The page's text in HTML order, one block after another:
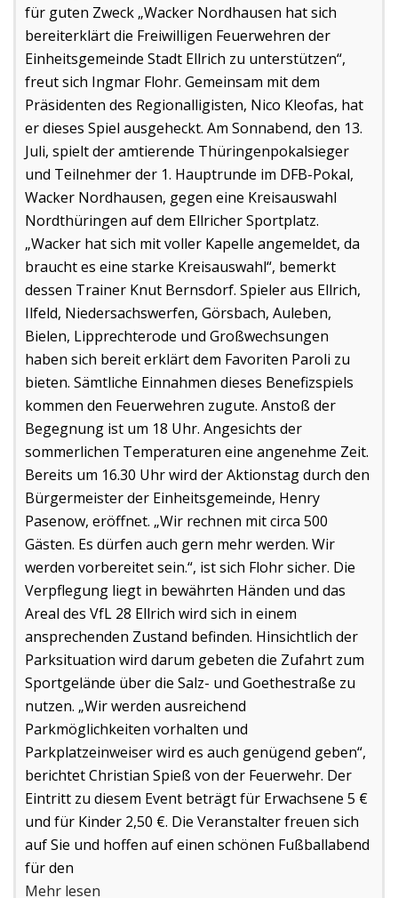
für guten Zweck „Wacker Nordhausen hat sich
bereiterklärt die Freiwilligen Feuerwehren der
Einheitsgemeinde Stadt Ellrich zu unterstützen“,
freut sich Ingmar Flohr. Gemeinsam mit dem
Präsidenten des Regionalligisten, Nico Kleofas, hat
er dieses Spiel ausgeheckt. Am Sonnabend, den 13.
Juli, spielt der amtierende Thüringenpokalsieger
und Teilnehmer der 1. Hauptrunde im DFB-Pokal,
Wacker Nordhausen, gegen eine Kreisauswahl
Nordthüringen auf dem Ellricher Sportplatz.
„Wacker hat sich mit voller Kapelle angemeldet, da
braucht es eine starke Kreisauswahl“, bemerkt
dessen Trainer Knut Bernsdorf. Spieler aus Ellrich,
Ilfeld, Niedersachswerfen, Görsbach, Auleben,
Bielen, Lipprechterode und Großwechsungen
haben sich bereit erklärt dem Favoriten Paroli zu
bieten. Sämtliche Einnahmen dieses Benefizspiels
kommen den Feuerwehren zugute. Anstoß der
Begegnung ist um 18 Uhr. Angesichts der
sommerlichen Temperaturen eine angenehme Zeit.
Bereits um 16.30 Uhr wird der Aktionstag durch den
Bürgermeister der Einheitsgemeinde, Henry
Pasenow, eröffnet. „Wir rechnen mit circa 500
Gästen. Es dürfen auch gern mehr werden. Wir
werden vorbereitet sein.“, ist sich Flohr sicher. Die
Verpflegung liegt in bewährten Händen und das
Areal des VfL 28 Ellrich wird sich in einem
ansprechenden Zustand befinden. Hinsichtlich der
Parksituation wird darum gebeten die Zufahrt zum
Sportgelände über die Salz- und Goethestraße zu
nutzen. „Wir werden ausreichend
Parkmöglichkeiten vorhalten und
Parkplatzeinweiser wird es auch genügend geben“,
berichtet Christian Spieß von der Feuerwehr. Der
Eintritt zu diesem Event beträgt für Erwachsene 5 €
und für Kinder 2,50 €. Die Veranstalter freuen sich
auf Sie und hoffen auf einen schönen Fußballabend
für den
Mehr lesen